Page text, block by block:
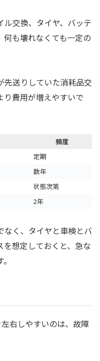
ル交換、タイヤ、バッテ
何も壊れなくても一定の
先送りしていた消耗品交
り費用が増えやすいで
頻度
定期
数年
状態次第
2年
なく、タイヤと車検とバ
を想定しておくと、急な
右しやすいのは、故障